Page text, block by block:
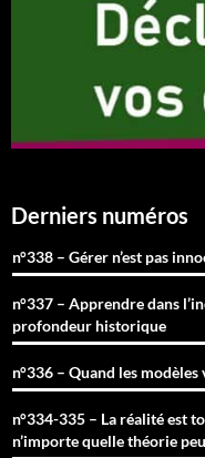
Derniers numéros
n°338 – Gérer n’est pas
n°337 – Apprendre dans
profondeur historique
n°336 – Quand les
n°334-335 – La réalité est
n’importe quelle théorie